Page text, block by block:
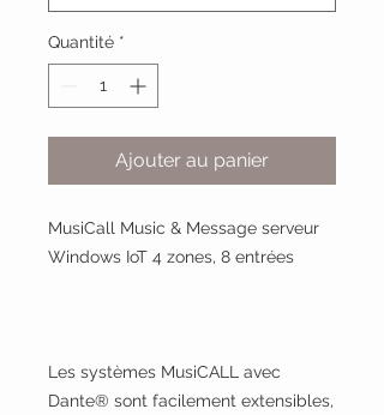
Quantité *
Ajouter au panier
MusiCall Music & Message serveur
Windows IoT 4 zones, 8 entrées
Les systèmes MusiCALL avec
Dante® sont facilement extensibles,